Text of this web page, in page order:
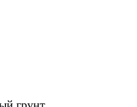
грунт